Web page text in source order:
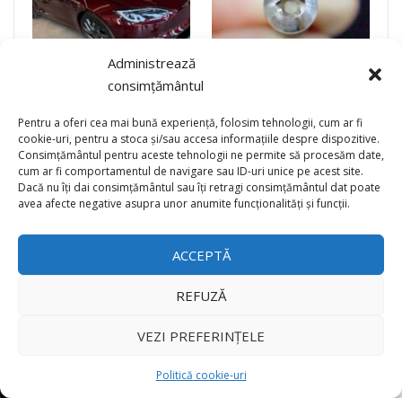
Administrează
consimțământul
Pentru a oferi cea mai bună experiență, folosim tehnologii, cum ar fi
cookie-uri, pentru a stoca și/sau accesa informațiile despre dispozitive.
Consimțământul pentru aceste tehnologii ne permite să procesăm date,
cum ar fi comportamentul de navigare sau ID-uri unice pe acest site.
Dacă nu îți dai consimțământul sau îți retragi consimțământul dat poate
avea afecte negative asupra unor anumite funcționalități și funcții.
ACCEPTĂ
REFUZĂ
VEZI PREFERINȚELE
Politică cookie-uri
(video) Singura Tesla
Model S Signature Edition
pentru România a fost
livrată…
costă mai mult decât un
Porsche 911
ANTERIOR URMĂTORUL
Cmentariile sunt închise
CELE MAI RECENTE ȘTIRI
Mitul mașinii noi: De ce garanția de fabrică nu
×